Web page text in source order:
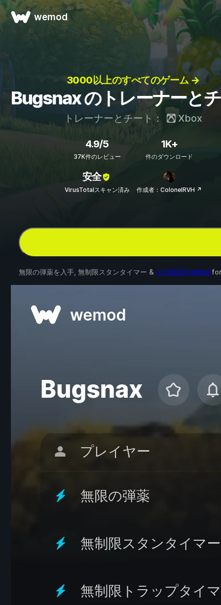
wemod
3000以上のすべてのゲーム →
Bugsnax のトレーナーと
トレーナーとチート： Xbox
4.9/5
37K件のレビュー
1K+
件のダウンロード
安全
VirusTotalスキャン済み 作成者：ColonelRVH ↗
無限の弾薬を入手, 無制限スタンタイマー & その他2件のMod